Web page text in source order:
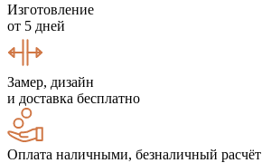
Изготовление
от 5 дней
Замер, дизайн
и доставка бесплатно
Оплата наличными, безналичный расчёт